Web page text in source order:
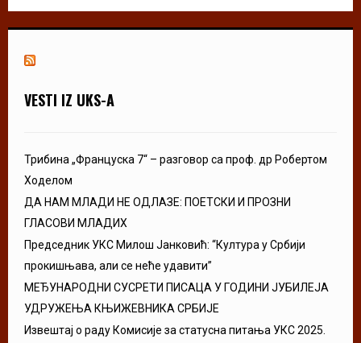
VESTI IZ UKS-A
Трибина „Француска 7“ – разговор са проф. др Робертом
Ходелом
ДА НАМ МЛАДИ НЕ ОДЛАЗЕ: ПОЕТСКИ И ПРОЗНИ
ГЛАСОВИ МЛАДИХ
Председник УКС Милош Јанковић: “Култура у Србији
прокишњава, али се неће удавити”
МЕЂУНАРОДНИ СУСРЕТИ ПИСАЦА У ГОДИНИ ЈУБИЛЕЈА
УДРУЖЕЊА КЊИЖЕВНИКА СРБИЈЕ
Извештај о раду Комисије за статусна питања УКС 2025.